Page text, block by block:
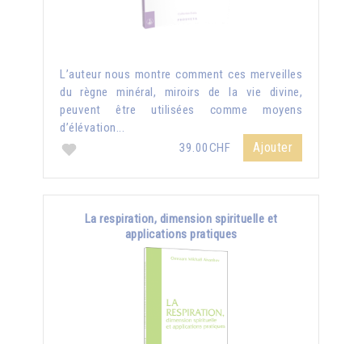
L’auteur nous montre comment ces merveilles
du règne minéral, miroirs de la vie divine,
peuvent être utilisées comme moyens
d’élévation...
39.00CHF
Ajouter
La respiration, dimension spirituelle et
applications pratiques